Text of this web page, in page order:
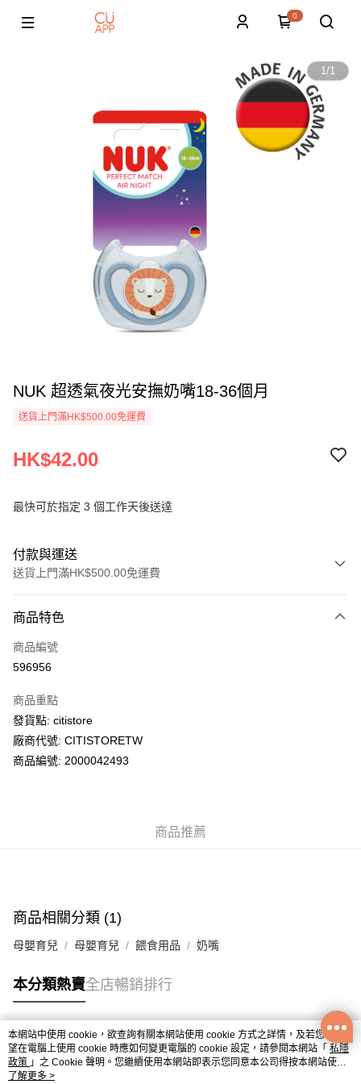
0
1/1
NUK 超透氣夜光安撫奶嘴18-36個月
送貨上門滿HK$500.00免運費
HK$42.00
最快可於指定 3 個工作天後送達
付款與運送
送貨上門滿HK$500.00免運費
信用卡
AlipayHK
WeChat Pay
送貨方式
每筆HK$50.00，滿HK$200.00或以上免運費
UNY 門市自取
商品特色
商品編號
596956
商品重點
發貨點: citistore
廠商代號: CITISTORETW
商品編號: 2000042493
商品推薦
商品相關分類 (1)
母嬰育兒 母嬰育兒 餵食用品 奶嘴
本分類熱賣全店暢銷排行
熱門標籤
熱銷排行
本網站中使用 cookie，欲查詢有關本網站使用 cookie 方式之詳情，及若您不希
望在電腦上使用 cookie 時應如何變更電腦的 cookie 設定，請參閱本網站「 私隱
政策 」之 Cookie 聲明。您繼續使用本網站即表示您同意本公司得按本網站使用
條款之 Cookie 聲明使用 cookie。
了解更多 >